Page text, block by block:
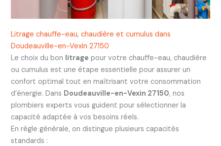
Litrage chauffe-eau, chaudière et cumulus dans
Doudeauville-en-Vexin 27150
Le choix du bon litrage pour votre chauffe-eau, chaudière
ou cumulus est une étape essentielle pour assurer un
confort optimal tout en maîtrisant votre consommation
d’énergie. Dans Doudeauville-en-Vexin 27150, nos
plombiers experts vous guident pour sélectionner la
capacité adaptée à vos besoins réels.
En règle générale, on distingue plusieurs capacités
standards :